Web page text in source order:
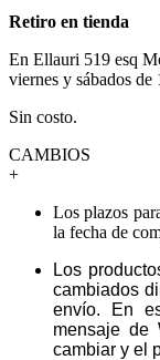
Retiro en tienda
En Ellauri 519 esq
viernes y sábados de
Sin costo.
CAMBIOS
+
Los plazos
la fecha de
Los
cambiados
envío. En
mensaje de
cambiar y el